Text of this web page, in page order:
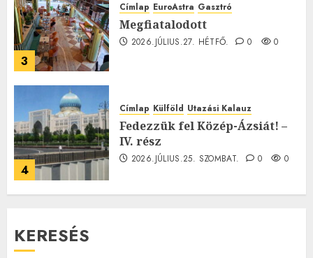
3
Címlap EuroAstra Gasztró
Megfiatalodott
2026.JÚLIUS.27. HÉTFŐ. 0 0
4
Címlap Külföld Utazási Kalauz
Fedezzük fel Közép-Ázsiát! –
IV. rész
2026.JÚLIUS.25. SZOMBAT. 0 0
KERESÉS